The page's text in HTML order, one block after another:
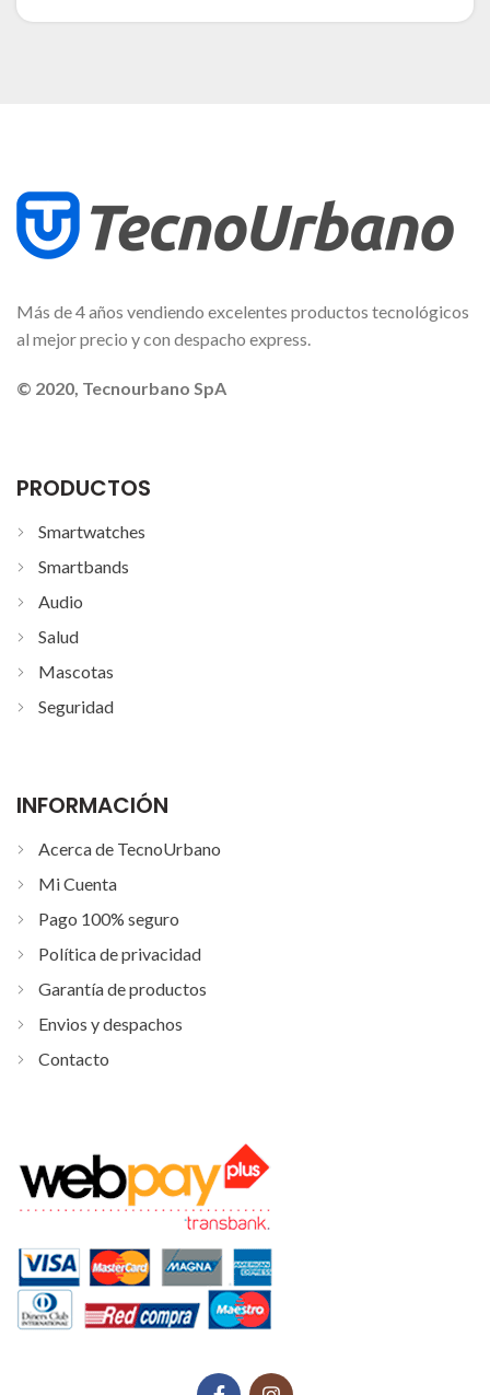
Más de 4 años vendiendo excelentes productos tecnológicos
al mejor precio y con despacho express.
© 2020, Tecnourbano SpA
PRODUCTOS
Smartwatches
Smartbands
Audio
Salud
Mascotas
Seguridad
INFORMACIÓN
Acerca de TecnoUrbano
Mi Cuenta
Pago 100% seguro
Política de privacidad
Garantía de productos
Envios y despachos
Contacto